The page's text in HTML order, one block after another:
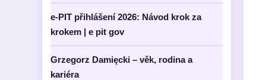
e-PIT přihlášení 2026: Návod krok za
krokem | e pit gov
Grzegorz Damięcki – věk, rodina a
kariéra